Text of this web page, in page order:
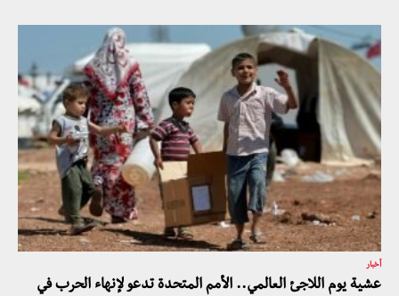
أخبار
عشية يوم اللاجئ العالمي.. الأمم المتحدة تدعو لإنهاء الحرب في